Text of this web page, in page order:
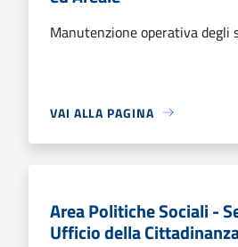
Manutenzione operativa degli
VAI ALLA PAGINA
Area Politiche Sociali -
Ufficio della